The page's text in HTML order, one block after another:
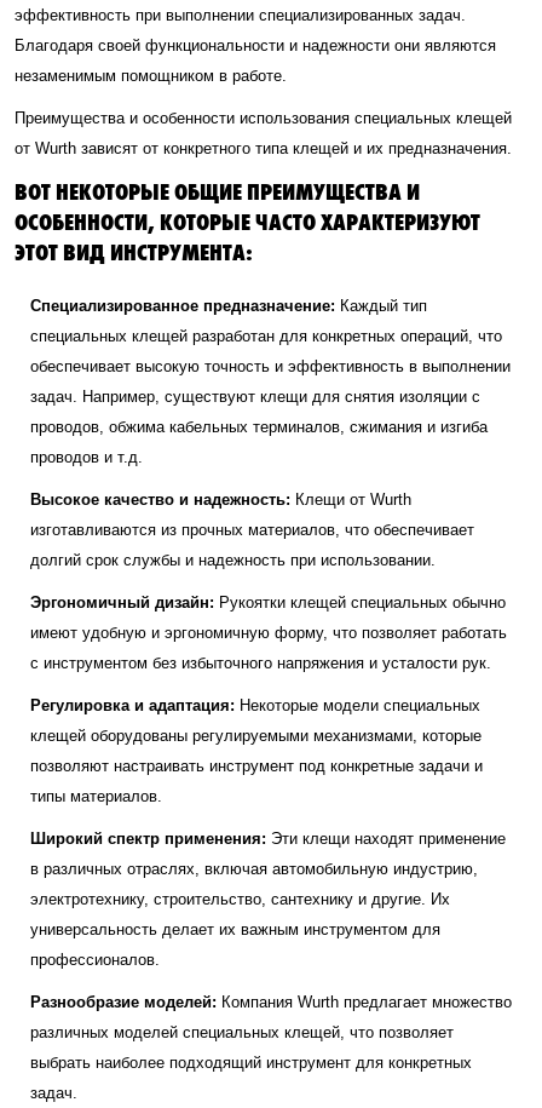
эффективность при выполнении специализированных задач.
Благодаря своей функциональности и надежности они являются
незаменимым помощником в работе.
Преимущества и особенности использования специальных клещей
от Wurth зависят от конкретного типа клещей и их предназначения.
ВОТ НЕКОТОРЫЕ ОБЩИЕ ПРЕИМУЩЕСТВА И
ОСОБЕННОСТИ, КОТОРЫЕ ЧАСТО ХАРАКТЕРИЗУЮТ
ЭТОТ ВИД ИНСТРУМЕНТА:
Специализированное предназначение: Каждый тип
специальных клещей разработан для конкретных операций, что
обеспечивает высокую точность и эффективность в выполнении
задач. Например, существуют клещи для снятия изоляции с
проводов, обжима кабельных терминалов, сжимания и изгиба
проводов и т.д.
Высокое качество и надежность: Клещи от Wurth
изготавливаются из прочных материалов, что обеспечивает
долгий срок службы и надежность при использовании.
Эргономичный дизайн: Рукоятки клещей специальных обычно
имеют удобную и эргономичную форму, что позволяет работать
с инструментом без избыточного напряжения и усталости рук.
Регулировка и адаптация: Некоторые модели специальных
клещей оборудованы регулируемыми механизмами, которые
позволяют настраивать инструмент под конкретные задачи и
типы материалов.
Широкий спектр применения: Эти клещи находят применение
в различных отраслях, включая автомобильную индустрию,
электротехнику, строительство, сантехнику и другие. Их
универсальность делает их важным инструментом для
профессионалов.
Разнообразие моделей: Компания Wurth предлагает множество
различных моделей специальных клещей, что позволяет
выбрать наиболее подходящий инструмент для конкретных
задач.